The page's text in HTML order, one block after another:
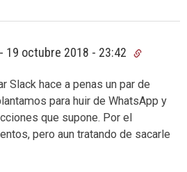
- 19 octubre 2018 - 23:42
Slack hace a penas un par de
para huir de WhatsApp y
que supone. Por el
pero aun tratando de sacarle